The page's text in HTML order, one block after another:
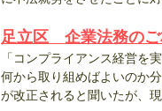
足立区 企業法務のご
「コンプライアンス経営を
何から取り組めばよいのか
が改正されると聞いたが、現